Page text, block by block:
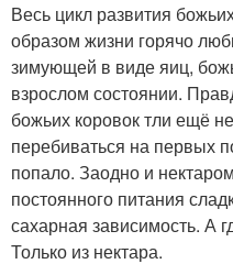
Весь цикл развития
образом жизни горячо
зимующей в виде яиц,
взрослом состоянии.
божьих коровок тли ещё
перебиваться на первых
попало. Заодно и
постоянного питания
сахарная зависимость. А
Только из нектара.